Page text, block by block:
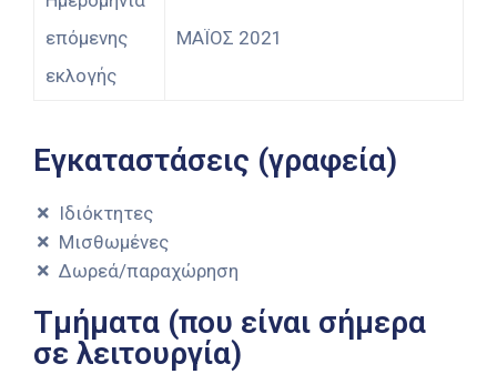
επόμενης
εκλογής
ΜΑΪΟΣ 2021
Εγκαταστάσεις (γραφεία)
Ιδιόκτητες
Μισθωμένες
Δωρεά/παραχώρηση
Τμήματα (που είναι σήμερα
σε λειτουργία)